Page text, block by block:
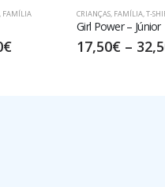
CRIANÇAS T-SHIRTS COM MENSAGENS
Girl Power – Júnior
17,50 32,50€